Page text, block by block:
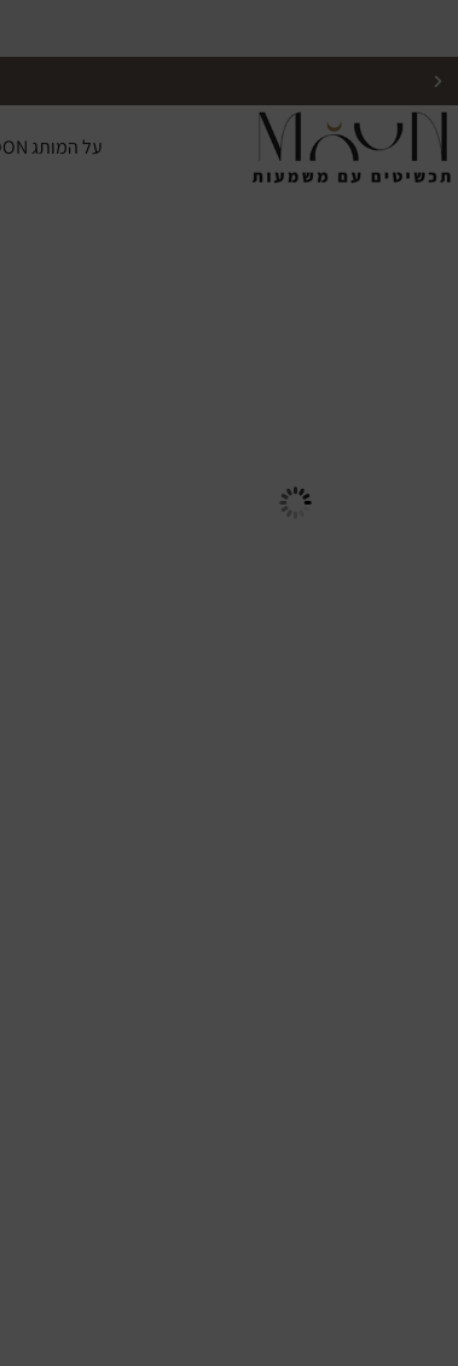
אפשרות למשלוח מהיום למחר לרוב הישובים בארץ!
על המותג MOON